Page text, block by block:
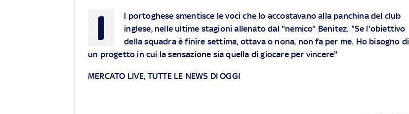
I
l portoghese smentisce le voci che lo accostavano alla panchina del club
inglese, nelle ultime stagioni allenato dal "nemico" Benitez. "Se l'obiettivo
della squadra è finire settima, ottava o nona, non fa per me. Ho bisogno di
un progetto in cui la sensazione sia quella di giocare per vincere"
MERCATO LIVE, TUTTE LE NEWS DI OGGI